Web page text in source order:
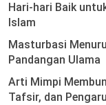
Hari-hari Baik
Islam
Masturbasi
Pandangan Ulama
Arti Mimpi
Tafsir, dan